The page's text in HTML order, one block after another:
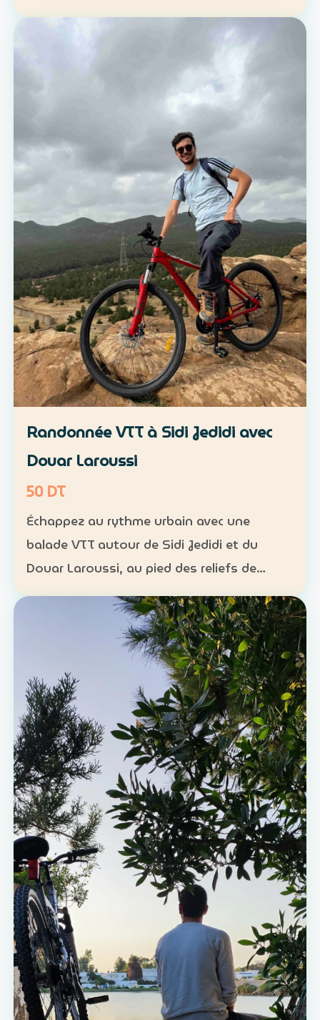
local. VTT : 1 h à 1 h 30, niveau
intermédiaire — 30 DT par personne
Déjeuner maison : 35 DT par pers…
Randonnée VTT à Sidi Jedidi avec
Douar Laroussi
50 DT
Échappez au rythme urbain avec une
balade VTT autour de Sidi Jedidi et du
Douar Laroussi, au pied des reliefs de
Hammamet. Durée : environ 1 h à 1 h 30
Niveau : intermédiaire Groupe : de 8 à 11
participants Tarif : 50 …